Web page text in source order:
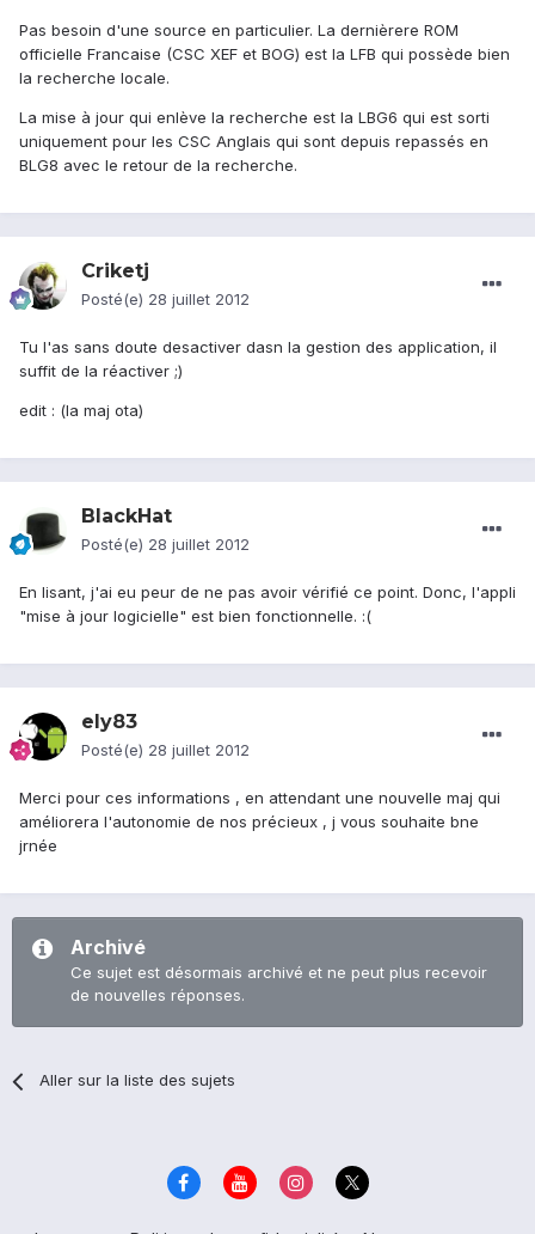
Pas besoin d'une source en particulier. La dernièrere ROM
officielle Francaise (CSC XEF et BOG) est la LFB qui possède bien
la recherche locale.
La mise à jour qui enlève la recherche est la LBG6 qui est sorti
uniquement pour les CSC Anglais qui sont depuis repassés en
BLG8 avec le retour de la recherche.
Criketj
Posté(e) 28 juillet 2012
Tu l'as sans doute desactiver dasn la gestion des application, il
suffit de la réactiver ;)
edit : (la maj ota)
BlackHat
Posté(e) 28 juillet 2012
En lisant, j'ai eu peur de ne pas avoir vérifié ce point. Donc, l'appli
"mise à jour logicielle" est bien fonctionnelle. :(
ely83
Posté(e) 28 juillet 2012
Merci pour ces informations , en attendant une nouvelle maj qui
améliorera l'autonomie de nos précieux , j vous souhaite bne
jrnée
Archivé
Ce sujet est désormais archivé et ne peut plus recevoir
de nouvelles réponses.
Aller sur la liste des sujets